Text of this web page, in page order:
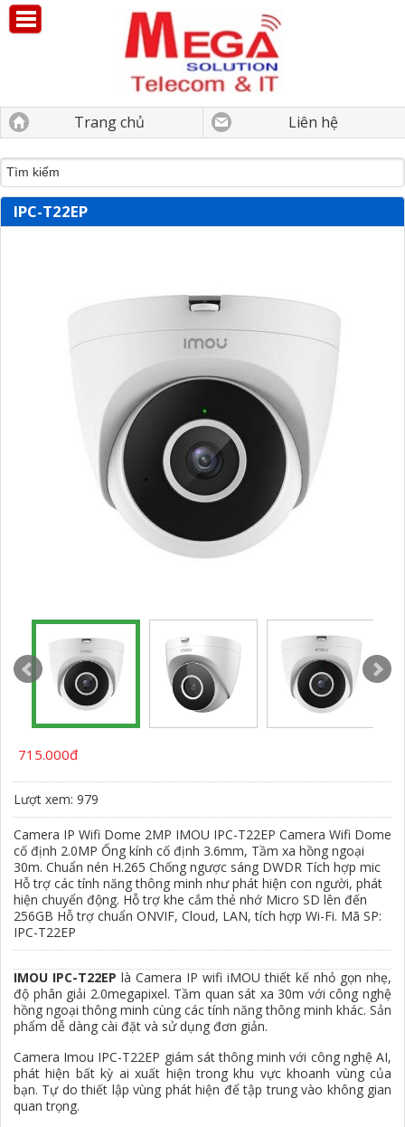
Trang chủ Liên hệ
IPC-T22EP
715.000đ
Lượt xem: 979
Camera IP Wifi Dome 2MP IMOU IPC-T22EP Camera Wifi Dome
cố định 2.0MP Ống kính cố định 3.6mm, Tầm xa hồng ngoại
30m. Chuẩn nén H.265 Chống ngược sáng DWDR Tích hợp mic
Hỗ trợ các tính năng thông minh như phát hiện con người, phát
hiện chuyển động. Hỗ trợ khe cắm thẻ nhớ Micro SD lên đến
256GB Hỗ trợ chuẩn ONVIF, Cloud, LAN, tích hợp Wi-Fi. Mã SP:
IPC-T22EP
IMOU IPC-T22EP là Camera IP wifi iMOU thiết kế nhỏ gọn nhẹ,
độ phân giải 2.0megapixel. Tầm quan sát xa 30m với công nghệ
hồng ngoại thông minh cùng các tính năng thông minh khác. Sản
phẩm dễ dàng cài đặt và sử dụng đơn giản.
Camera Imou IPC-T22EP giám sát thông minh với công nghệ AI,
phát hiện bất kỳ ai xuất hiện trong khu vực khoanh vùng của
bạn. Tự do thiết lập vùng phát hiện để tập trung vào không gian
quan trọng.